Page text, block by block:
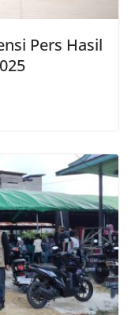
Pers Hasil